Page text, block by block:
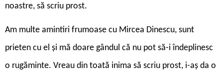
noastre, să scriu prost.
Am multe amintiri frumoase cu Mircea Dinescu, sunt
prieten cu el și mă doare gândul că nu pot să-i îndeplinesc
o rugăminte. Vreau din toată inima să scriu prost, i-aș da o